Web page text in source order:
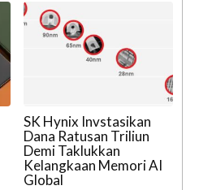
SK Hynix Invstasikan
Dana Ratusan Triliun
Demi Taklukkan
Kelangkaan Memori AI
Global